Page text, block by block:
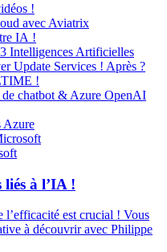
!
avec Aviatrix
IA !
Intelligences Artificielles
Update Services ! Après ?
!
chatbot & Azure OpenAI
Azure
à l’IA !
l’efficacité est crucial ! Vous
à découvrir avec Philippe